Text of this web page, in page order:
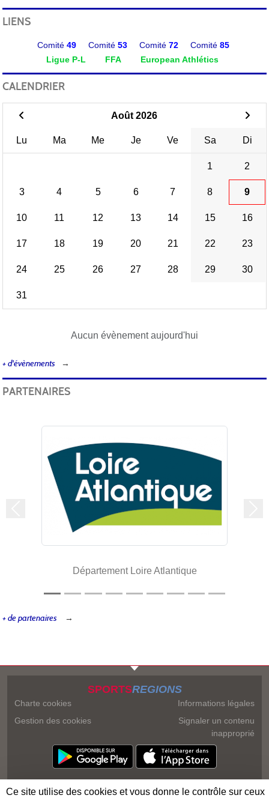
LIENS
Comité 49 Comité 53 Comité 72 Comité 85
Ligue P-L
FFA European Athlétics
CALENDRIER
Août 2026
Lu Ma Me Je Ve Sa Di
1 2
3 4 5 6 7 8 9
10 11 12 13 14 15 16
17 18 19 20 21 22 23
24 25 26 27 28 29 30
31
Aucun évènement aujourd'hui
+ d'évènements
PARTENAIRES
Département Loire Atlantique
+ de partenaires
SPORTSREGIONS
Charte cookies
Gestion des cookies
Informations légales
Signaler un contenu
inapproprié
Ce site utilise des cookies et vous donne le contrôle sur ceux